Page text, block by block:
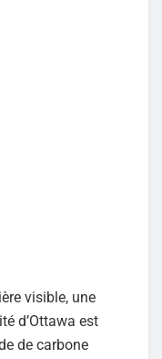
visible, une
d’Ottawa est
de carbone